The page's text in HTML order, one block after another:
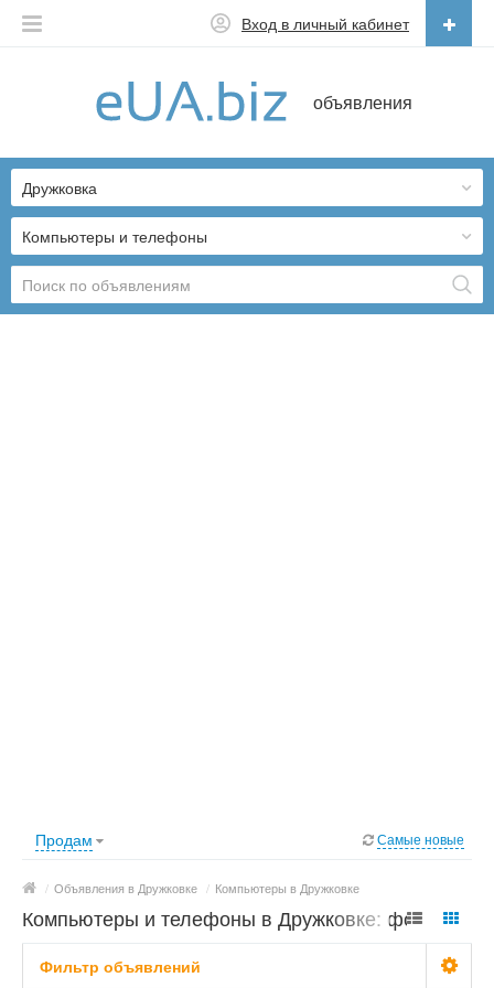
объявления
Вход в личный кабинет
Українська
Компьютеры и телефоны
Дружковка
Продам Самые новые
/ Объявления в Дружковке / Компьютеры в Дружковке
Компьютеры и телефоны в Дружковке: фото,
цены
Фильтр объявлений